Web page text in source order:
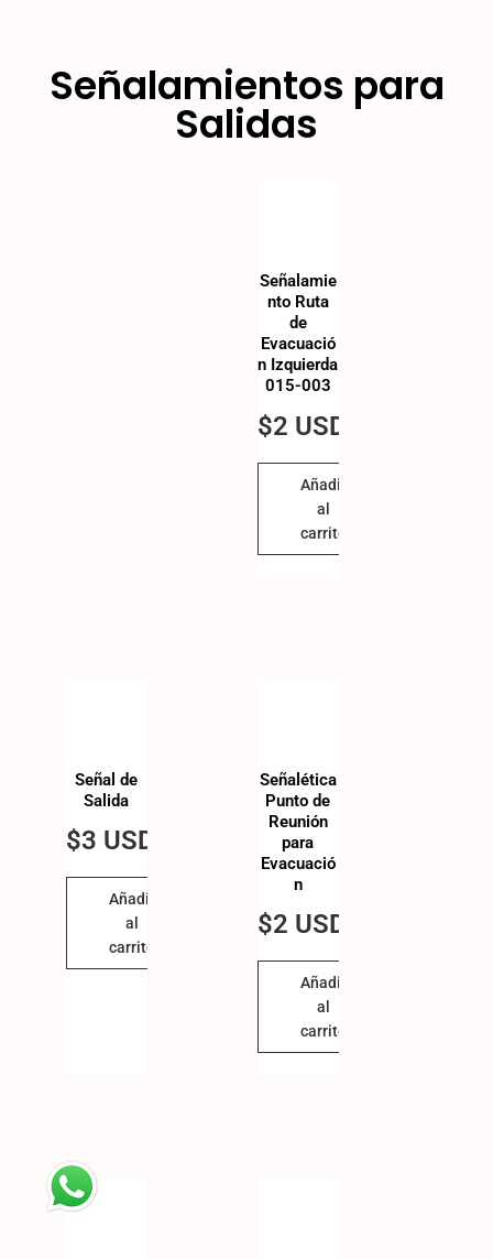
Señalamientos para
Salidas
Señalamie
nto Ruta
de
Evacuació
n Izquierda
015-003
$2 USD
Añadir
al
carrito
Señal de
Salida
$3 USD
Añadir
al
carrito
Señalética
Punto de
Reunión
para
Evacuació
n
$2 USD
Añadir
al
carrito